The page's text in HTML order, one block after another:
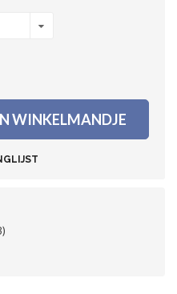
WINKELMANDJE
)‎